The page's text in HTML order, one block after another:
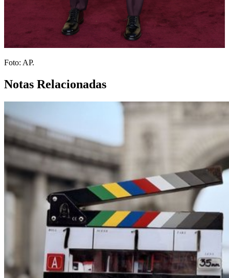
Foto: AP.
Notas Relacionadas